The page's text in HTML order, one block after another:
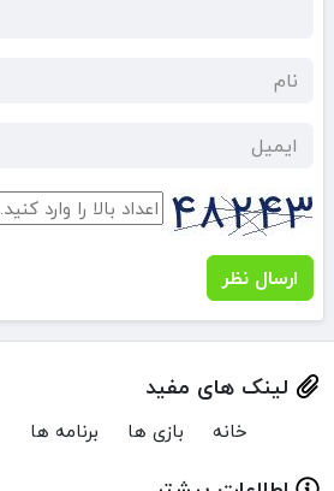
ارسال نظر
لینک های مفید
خانه بازی ها برنامه ها